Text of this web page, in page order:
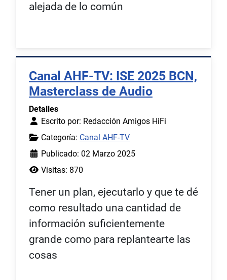
alejada de lo común
Canal AHF-TV: ISE 2025 BCN,
Masterclass de Audio
Detalles
Escrito por: Redacción Amigos HiFi
Categoría: Canal AHF-TV
Publicado: 02 Marzo 2025
Visitas: 870
Tener un plan, ejecutarlo y que te dé
como resultado una cantidad de
información suficientemente
grande como para replantearte las
cosas